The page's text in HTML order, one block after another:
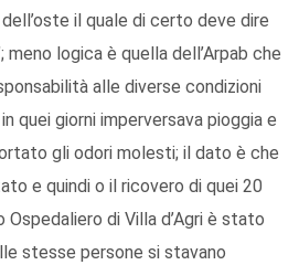
il quale di certo deve dire
meno logica è quella dell’Arpab che
alle diverse condizioni
quei giorni imperversava pioggia e
gli odori molesti; il dato è che
e quindi o il ricovero di quei 20
di Villa d’Agri è stato
stesse persone si stavano